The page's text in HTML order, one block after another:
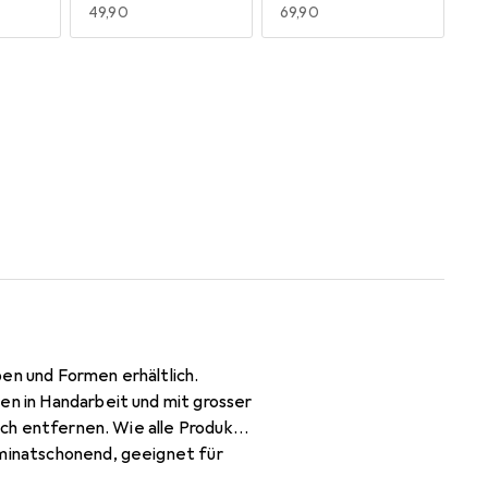
EUR
49,90 EUR
69,90
und Formen erhältlich.
in Handarbeit und mit grosser
entfernen. Wie alle Produkte
geeignet für